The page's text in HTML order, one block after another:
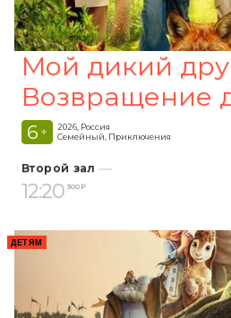
Мой дикий
Возвращение
6 +
2026, Россия
Семейный, Приключения
Второй зал
12:20 300 ₽
ДЕТЯМ